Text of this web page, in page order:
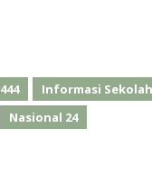
444 Informasi Sekolah
Nasional 24